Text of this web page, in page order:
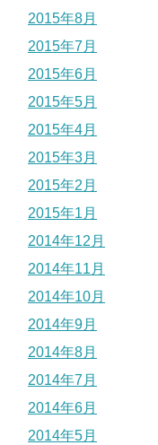
2015年8月
2015年7月
2015年6月
2015年5月
2015年4月
2015年3月
2015年2月
2015年1月
2014年12月
2014年11月
2014年10月
2014年9月
2014年8月
2014年7月
2014年6月
2014年5月